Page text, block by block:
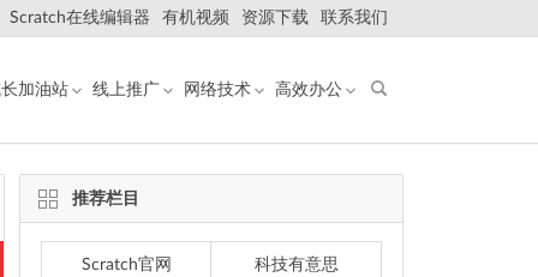
Scratch在线编辑器 有机视频 资源下载 联系我们
加油站 线上推广 网络技术 高效办公
推荐栏目
Scratch官网 科技有意思